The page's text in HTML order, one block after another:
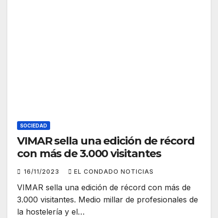
SOCIEDAD
VIMAR sella una edición de récord
con más de 3.000 visitantes
16/11/2023 EL CONDADO NOTICIAS
VIMAR sella una edición de récord con más de
3.000 visitantes. Medio millar de profesionales de
la hostelería y el…